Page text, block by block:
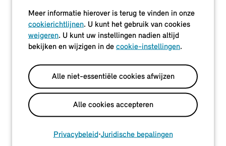
Meer informatie hierover is terug te vinden in onze
cookierichtlijnen. U kunt het gebruik van cookies
weigeren. U kunt uw instellingen nadien altijd
bekijken en wijzigen in de cookie-instellingen.
Alle niet-essentiële cookies afwijzen
Alle cookies accepteren
Privacybeleid•Juridische bepalingen